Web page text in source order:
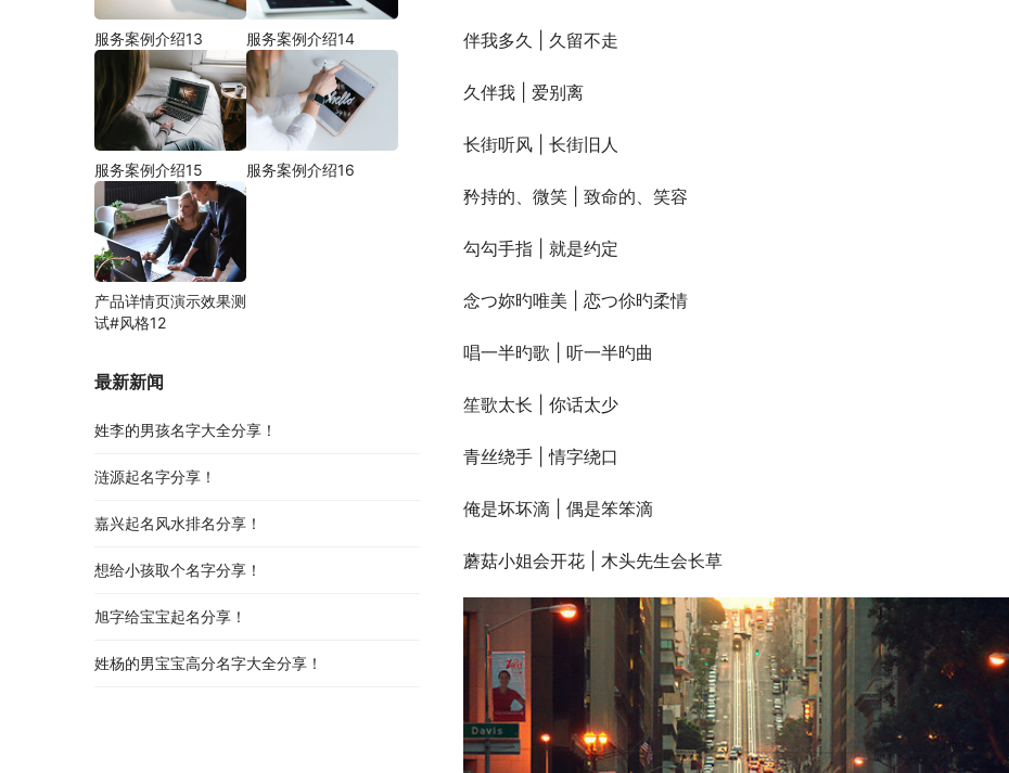
伴我多久 | 久留不走
久伴我 | 爱别离
长街听风 | 长街旧人
矜持的、微笑 | 致命的、笑容
勾勾手指 | 就是约定
念つ妳旳唯美 | 恋つ伱旳柔情
唱一半旳歌 | 听一半旳曲
笙歌太长 | 你话太少
青丝绕手 | 情字绕口
俺是坏坏滴 | 偶是笨笨滴
蘑菇小姐会开花 | 木头先生会长草
服务案例介绍13 服务案例介绍14
服务案例介绍15 服务案例介绍16
产品详情页演示效果测
试#风格12
最新新闻
姓李的男孩名字大全分享！
涟源起名字分享！
嘉兴起名风水排名分享！
想给小孩取个名字分享！
旭字给宝宝起名分享！
姓杨的男宝宝高分名字大全分享！